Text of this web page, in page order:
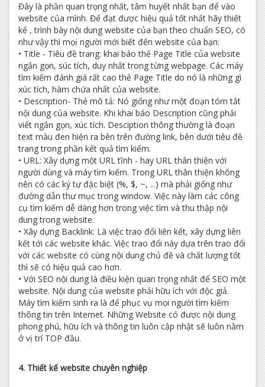
Đây là phần quan trọng nhất, tâm huyết nhất bạn để vào
website của mình. Để đạt được hiệu quả tốt nhất hãy thiết
kế , trình bày nội dung website của bạn theo chuẩn SEO, có
như vậy thì mọị người mới biết đến website của bạn:
• Title - Tiêu đề trang: khai báo thẻ Page Title của website
ngắn gọn, súc tích, duy nhất trong từng webpage. Các máy
tìm kiếm đánh giá rất cao thẻ Page Title do nó là những gì
xúc tích, hàm chứa nhất của website.
• Description- Thẻ mô tả: Nó giống như một đoạn tóm tắt
nội dung của website. Khi khai báo Description cũng phải
viết ngắn gọn, xúc tích. Desciption thông thường là đoạn
text màu đen hiện ra bên trên đường link, bên dưới tiêu đề
trang trong phần kết quả tìm kiếm.
• URL: Xây dựng một URL tĩnh - hay URL thân thiện với
người dùng và máy tìm kiếm. Trong URL thân thiện không
nên có các ký tự đặc biệt (%, $, ~, ...) mà phải giống như
đường dẫn thư mục trong window. Việc này làm các công
cụ tìm kiếm dễ dàng hơn trong việc tìm và thu thập nội
dung trong website.
• Xây dựng Backlink: Là việc trao đổi liên kết, xây dựng liên
kết tới các website khác. Việc trao đổi này dựa trên trao đổi
với các website có cùng nội dung chủ đề và chất lượng tốt
thì sẽ có hiệu quả cao hơn.
• Với SEO nội dung là điều kiện quan trọng nhất để SEO một
website. Nội dung của website phải hữu ích với độc giả.
Máy tìm kiếm sinh ra là để phục vụ mọi người tìm kiếm
thông tin trên Internet. Những Website có được nội dung
phong phú, hữu ích và thông tin luôn cập nhật sẽ luôn nằm
ở vị trí TOP đầu.
4. Thiết kế website chuyên nghiệp